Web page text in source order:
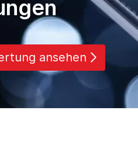
ansehen